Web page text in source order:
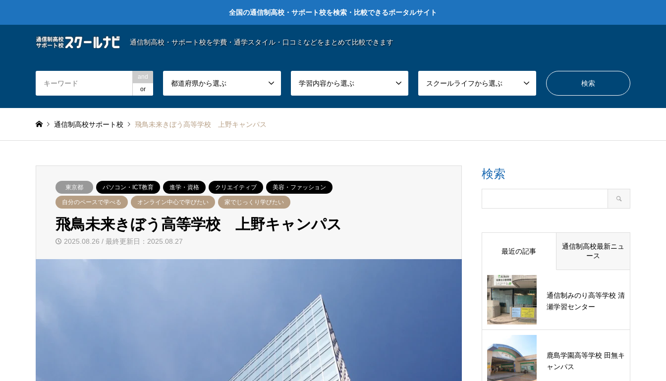
全国の通信制高校・サポート校を検索・比較できるポータルサイト
通信制高校・サポート校を学費・通学スタイル・口コミなどをまとめて比較できます
and
or
都道府県から選ぶ 学習内容から選ぶ スクールライフから選ぶ
通信制高校サポート校 飛鳥未来きぼう高等学校 上野キャンパス
東京都 パソコン・ICT教育 進学・資格 クリエイティブ 美容・ファッション
自分のペースで学べる オンライン中心で学びたい 家でじっくり学びたい
飛鳥未来きぼう高等学校 上野キャンパス
2025.08.26 / 最終更新日：2025.08.27
検索
最近の記事
通信制高校最新ニュ
ース
通信制みのり高等学校 清
瀬学習センター
鹿島学園高等学校 田無キ
ャンパス